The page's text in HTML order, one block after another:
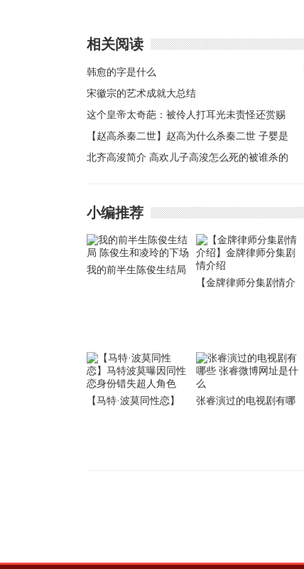
相关阅读
韩愈的字是什么
宋徽宗的艺术成就大总结
这个皇帝太奇葩：被伶人打耳光未责怪还赏赐
【赵高杀秦二世】赵高为什么杀秦二世 子婴是
怎么能杀死赵高
北齐高浚简介 高欢儿子高浚怎么死的被谁杀的
小编推荐
我的前半生陈俊生结局
【金牌律师分集剧情介
【马特·波莫同性恋】
张睿演过的电视剧有哪